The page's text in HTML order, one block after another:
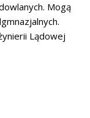
Mogą
Lądowej